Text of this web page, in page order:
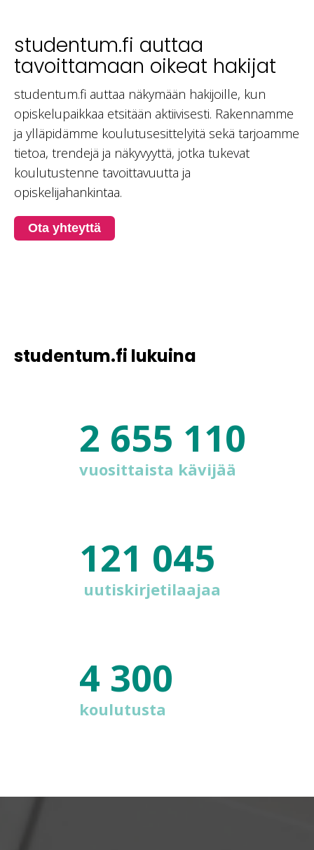
studentum.fi auttaa
tavoittamaan oikeat hakijat
studentum.fi auttaa näkymään hakijoille, kun
opiskelupaikkaa etsitään aktiivisesti. Rakennamme
ja ylläpidämme koulutusesittelyitä sekä tarjoamme
tietoa, trendejä ja näkyvyyttä, jotka tukevat
koulutustenne tavoittavuutta ja
opiskelijahankintaa.
Ota yhteyttä
studentum.fi lukuina
2 655 110
vuosittaista kävijää
121 045
uutiskirjetilaajaa
4 300
koulutusta